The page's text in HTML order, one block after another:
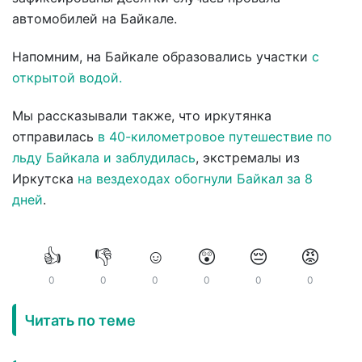
автомобилей на Байкале.
Напомним, на Байкале образовались участки с
открытой водой.
Мы рассказывали также, что иркутянка
отправилась в 40-километровое путешествие по
льду Байкала и заблудилась, экстремалы из
Иркутска на вездеходах обогнули Байкал за 8
дней.
👍
0
👎
0
☺️
0
😲
0
😔
0
😡
0
Читать по теме